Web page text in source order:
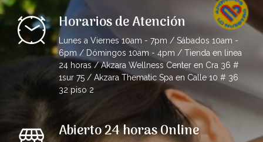
Horarios de Atención
Lunes a Viernes 10am - 7pm / Sábados 10am -
6pm / Dómingos 10am - 4pm / Tienda en linea
24 horas / Akzara Wellness Center en Cra 36 #
1sur 75 / Akzara Thematic Spa en Calle 10 # 36
32 piso 2
Abierto 24 horas Online